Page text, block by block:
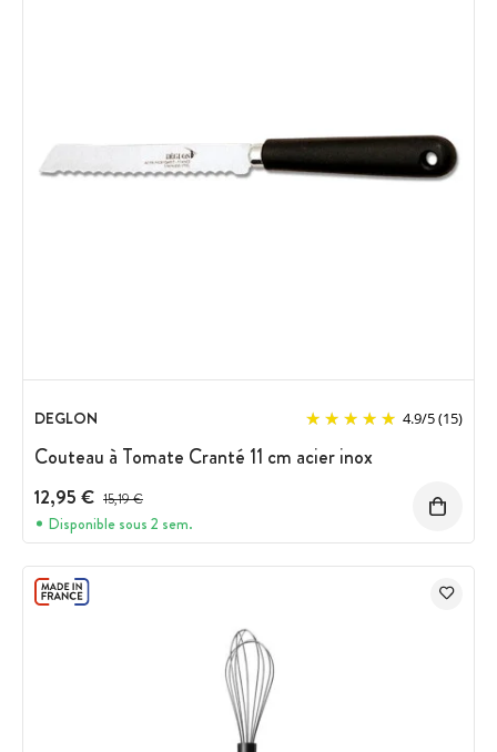
DEGLON 4.9/5(15)
Couteau à Tomate Cranté 11 cm acier inox
12,95 € Prix avant réduction :
15,19 €
Disponible sous 2 sem.